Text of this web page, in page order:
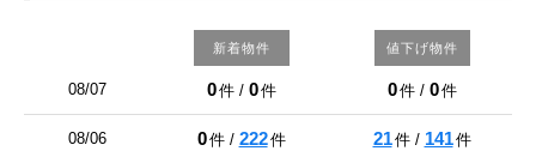
新着物件 値下げ物件
08/07 0件 / 0件 0件 / 0件
08/06 0件 / 222件 21件 / 141件